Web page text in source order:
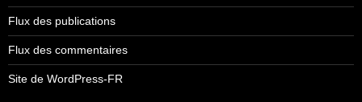
Flux des publications
Flux des commentaires
Site de WordPress-FR